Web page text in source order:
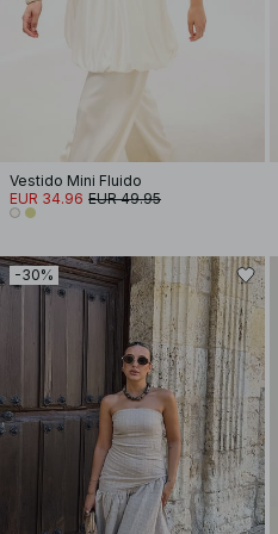
Vestido Mini Fluido
EUR 34.96 EUR 49.95
-30%